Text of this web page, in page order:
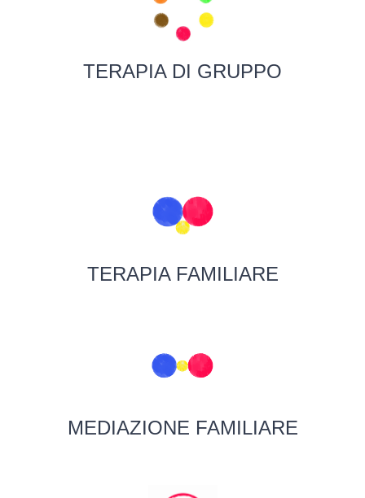
TERAPIA DI GRUPPO
TERAPIA FAMILIARE
MEDIAZIONE FAMILIARE